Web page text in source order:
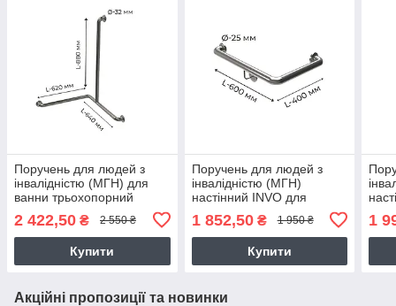
Поручень для людей з
інвалідністю (МГН) для
ванни трьохопорний
2 422,50 ₴ 2 550 ₴
Купити
Поручень для людей з
інвалідністю (МГН)
настінний INVO для
зовнішнього кута правий
та лівий, розмір 600х400
мм, D труби - 25 мм
1 852,50₴ 1 950 ₴
Купити
та
мм,
1
Акційні пропозиції та новинки